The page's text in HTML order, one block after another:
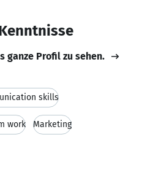
ganze Profil zu sehen.
skills
work Marketing